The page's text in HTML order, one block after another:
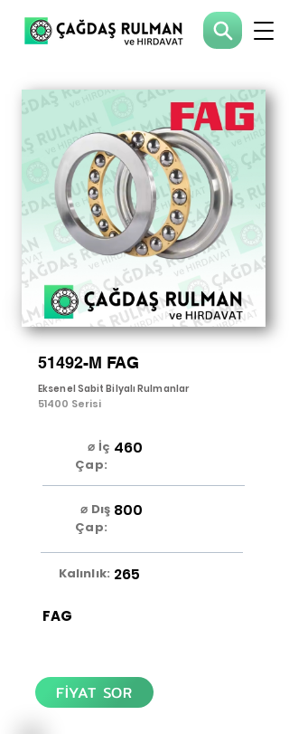
51492-M FAG
Eksenel Sabit Bilyalı Rulmanlar
51400 Serisi
⌀ İç
Çap:
460
⌀ Dış
Çap:
800
Kalınlık: 265
FAG
FİYAT SOR